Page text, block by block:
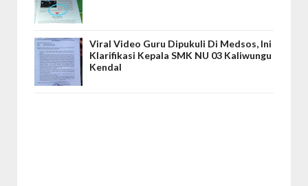
Viral Video Guru Dipukuli Di Medsos, Ini
Klarifikasi Kepala SMK NU 03 Kaliwungu
Kendal